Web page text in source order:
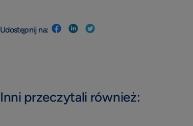
Udostępnij na:
Inni przeczytali również: